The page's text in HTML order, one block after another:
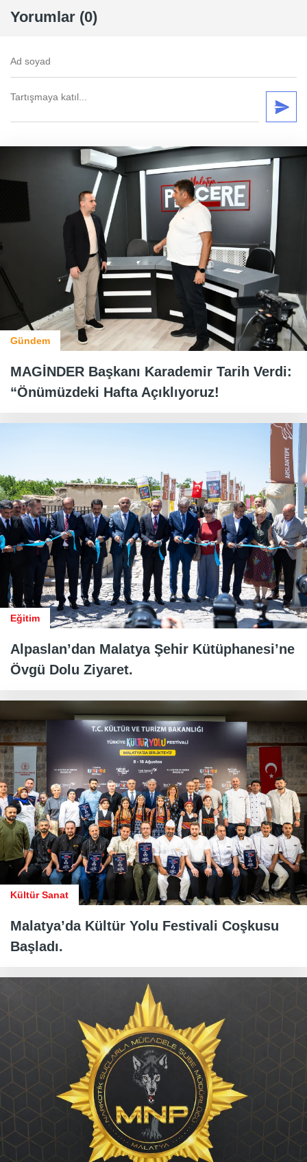
Yorumlar (0)
Gündem
MAGİNDER Başkanı Karademir Tarih Verdi:
“Önümüzdeki Hafta Açıklıyoruz!
Eğitim
Alpaslan’dan Malatya Şehir Kütüphanesi’ne
Övgü Dolu Ziyaret.
Kültür Sanat
Malatya’da Kültür Yolu Festivali Coşkusu
Başladı.